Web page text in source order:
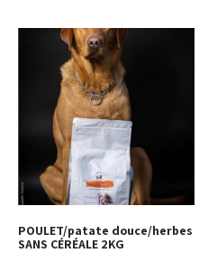
POULET/patate douce/herbes
SANS CÉRÉALE 2KG